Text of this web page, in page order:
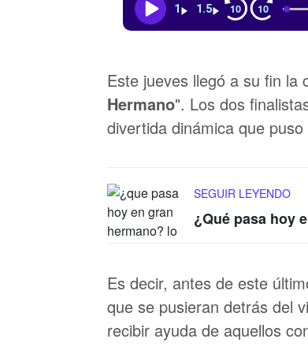
1 1.5 10 10
Este jueves llegó a su fin la
Hermano". Los dos
divertida dinámica que
SEGUIR LEYENDO
¿Qué pasa hoy
Es decir, antes de este
que se pusieran detrás del
recibir ayuda de aquellos